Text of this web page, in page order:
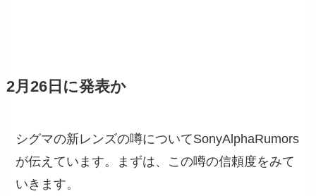
2月26日に発表か
シグマの新レンズの噂についてSonyAlphaRumors
が伝えています。まずは、この噂の信頼度をみて
いきます。